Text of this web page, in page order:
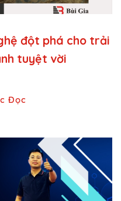
đột phá cho trải
tuyệt vời
Đọc